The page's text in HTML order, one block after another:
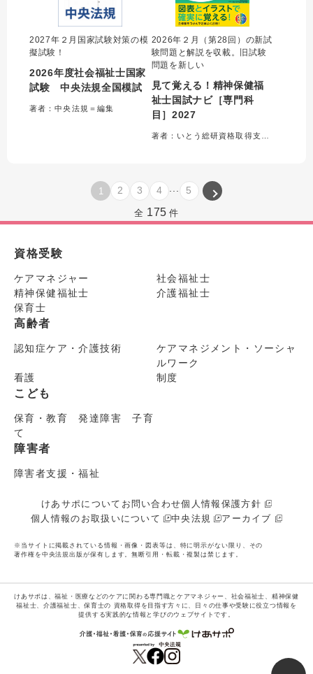
2027年２月国家試験対策の模
擬試験！
2026年度社会福祉士国家
試験 中央法規全国模試
著者：中央法規＝編集
2026年２月（第28回）の新試
験問題と解説を収載。旧試験
問題を新しい
見て覚える！精神保健福
祉士国試ナビ［専門科
目］2027
1 2 3 4 5
全 175 件
資格受験
ケアマネジャー
社会福祉士
精神保健福祉士
介護福祉士
保育士
高齢者
認知症ケア・介護技術
ケアマネジメント・ソーシャ
ルワーク
看護
制度
こども
保育・教育 発達障害 子育
て
障害者
障害者支援・福祉
けあサポについて お問い合わせ個人情報保護方針
個人情報のお取扱いについて
中央法規 アーカイブ
※当サイトに掲載されている情報・画像・図表等は、特に明示がない限り、その
著作権を中央法規出版が保有します。無断引用・転載・複製は禁じます。
けあサポは、福祉・医療などのケアに関わる専門職とケアマネジャー、社会福祉士、精神保健
福祉士、介護福祉士、保育士の 資格取得を目指す方々に、日々の仕事や受験に役立つ情報を
提供する実践的な情報と学びのウェブサイトです。